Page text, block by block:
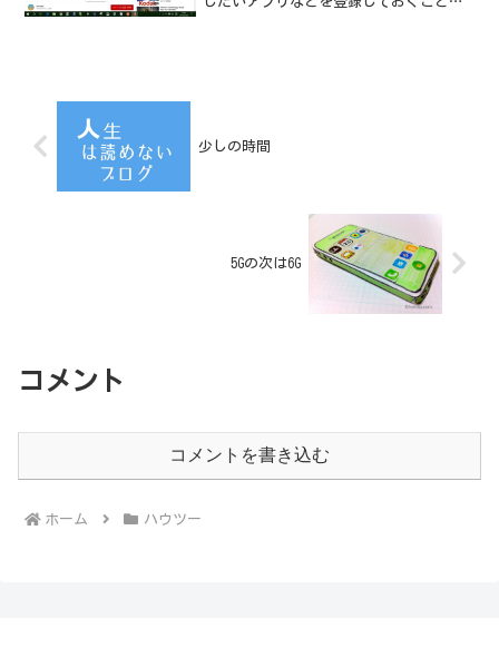
少しの時間
5Gの次は6G
コメント
コメントを書き込む
ホーム ハウツー